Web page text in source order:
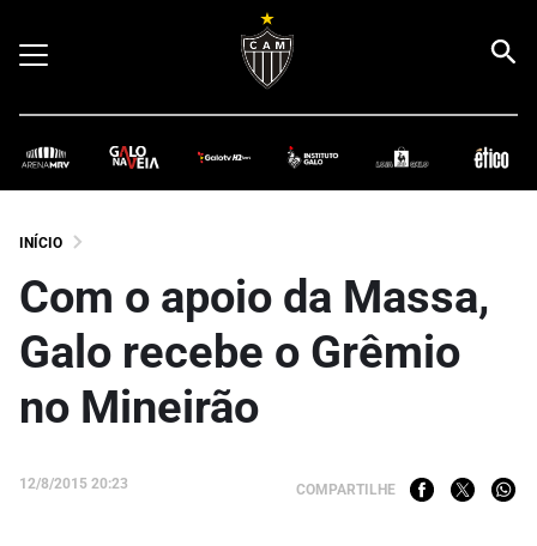
INÍCIO
Com o apoio da Massa,
Galo recebe o Grêmio
no Mineirão
12/8/2015 20:23 COMPARTILHE